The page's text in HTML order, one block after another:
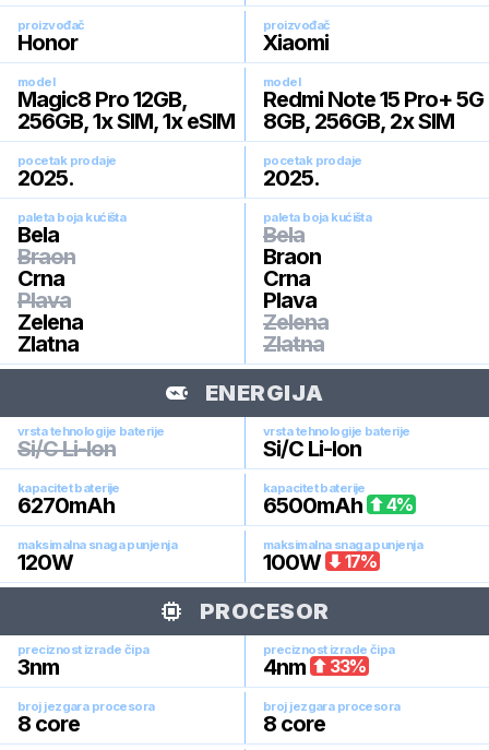
proizvođač
Honor
proizvođač
Xiaomi
model
Magic8 Pro 12GB,
256GB, 1x SIM, 1x eSIM
model
Redmi Note 15 Pro+ 5G
8GB, 256GB, 2x SIM
pocetak prodaje
2025.
pocetak prodaje
2025.
paleta boja kućišta
Bela
Braon
Crna
Plava
Zelena
Zlatna
paleta boja kućišta
Bela
Braon
Crna
Plava
Zelena
Zlatna
ENERGIJA
vrsta tehnologije baterije
Si/C Li-Ion
vrsta tehnologije baterije
Si/C Li-Ion
kapacitet baterije
6270mAh
kapacitet baterije
6500mAh 4%
maksimalna snaga punjenja
120W
maksimalna snaga punjenja
100W 17%
PROCESOR
preciznost izrade čipa
3nm
preciznost izrade čipa
4nm 33%
broj jezgara procesora
8 core
broj jezgara procesora
8 core